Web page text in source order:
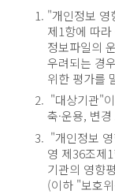
"개인정보 영
제1항에 따
정보파일의
우려되는 경
위한 평가를
"대상기관"
축·운용, 변
"개인정보
영 제36조제
기관의 영향
(이하 "보호